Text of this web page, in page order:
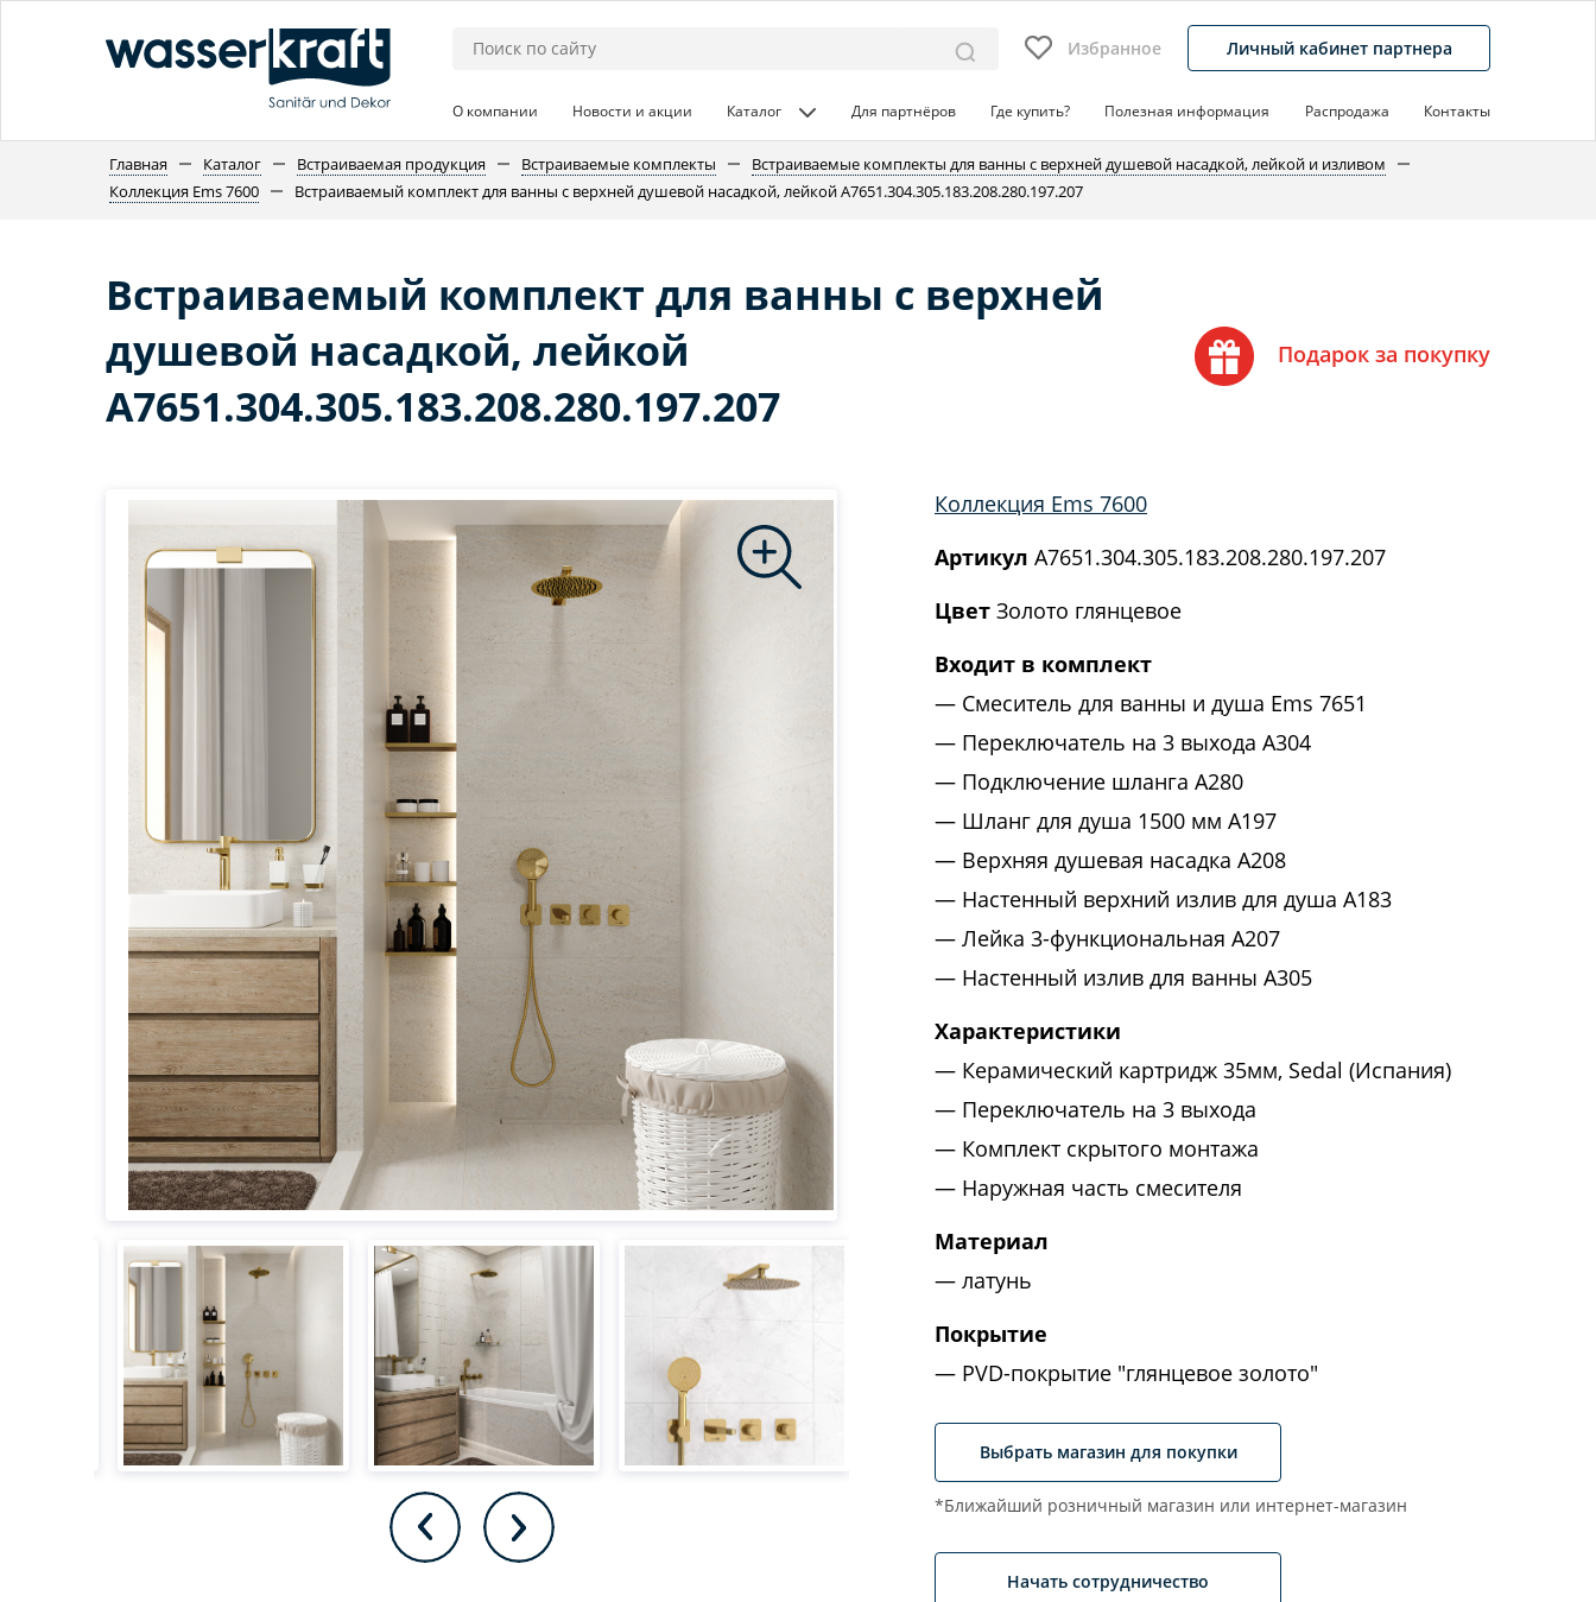
Избранное Личный кабинет партнера
О компании Новости и акции Каталог Для партнёров Где купить? Полезная информация Распродажа Контакты
Главная Каталог Встраиваемая продукция Встраиваемые комплекты
Встраиваемые комплекты для ванны с верхней душевой насадкой, лейкой и изливом
Коллекция Ems 7600
Встраиваемый комплект для ванны с верхней душевой насадкой, лейкой A7651.304.305.183.208.280.197.207
Встраиваемый комплект для ванны с верхней
душевой насадкой, лейкой
A7651.304.305.183.208.280.197.207
Подарок за покупку
Коллекция Ems 7600
Артикул A7651.304.305.183.208.280.197.207
Цвет Золото глянцевое
Входит в комплект
Смеситель для ванны и душа Ems 7651
Переключатель на 3 выхода А304
Подключение шланга A280
Шланг для душа 1500 мм A197
Верхняя душевая насадка A208
Настенный верхний излив для душа A183
Лейка 3-функциональная A207
Настенный излив для ванны A305
Характеристики
Керамический картридж 35мм, Sedal (Испания)
Переключатель на 3 выхода
Комплект скрытого монтажа
Наружная часть смесителя
Материал
латунь
Покрытие
PVD-покрытие "глянцевое золото"
Выбрать магазин для покупки
*Ближайший розничный магазин или интернет-магазин
Начать сотрудничество